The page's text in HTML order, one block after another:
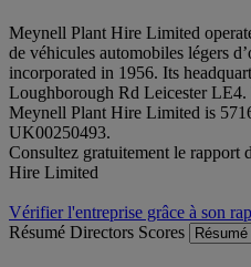
Meynell Plant Hire Limited
de véhicules automobiles légers
incorporated in 1956. Its
Loughborough Rd Leicester
Meynell Plant Hire Limited is
UK00250493.
Consultez gratuitement le rapport
Hire Limited
Vérifier l'entreprise grâce à son
Résumé Directors Scores